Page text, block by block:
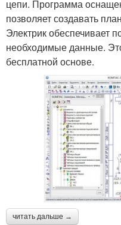
цепи. Программа
позволяет создавать
Электрик обеспечивает
необходимые данные.
бесплатной основе.
читать дальше →